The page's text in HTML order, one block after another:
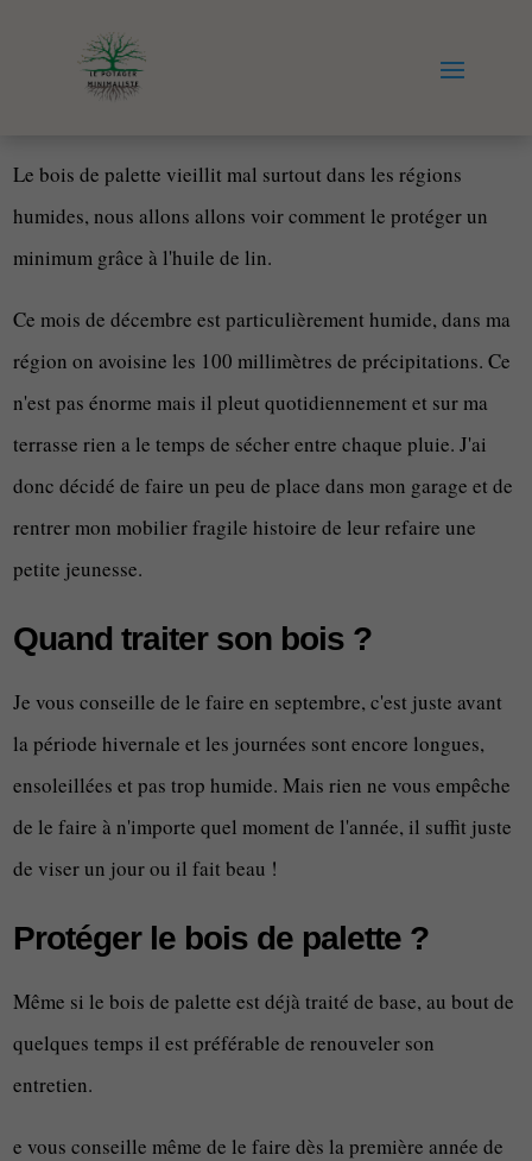
Le bois de palette vieillit mal surtout dans les régions
humides, nous allons allons voir comment le protéger un
minimum grâce à l'huile de lin.
Ce mois de décembre est particulièrement humide, dans ma
région on avoisine les 100 millimètres de précipitations. Ce
n'est pas énorme mais il pleut quotidiennement et sur ma
terrasse rien a le temps de sécher entre chaque pluie. J'ai
donc décidé de faire un peu de place dans mon garage et de
rentrer mon mobilier fragile histoire de leur refaire une
petite jeunesse.
Quand traiter son bois ?
Je vous conseille de le faire en septembre, c'est juste avant
la période hivernale et les journées sont encore longues,
ensoleillées et pas trop humide. Mais rien ne vous empêche
de le faire à n'importe quel moment de l'année, il suffit juste
de viser un jour ou il fait beau !
Protéger le bois de palette ?
Même si le bois de palette est déjà traité de base, au bout de
quelques temps il est préférable de renouveler son
entretien.
e vous conseille même de le faire dès la première année de